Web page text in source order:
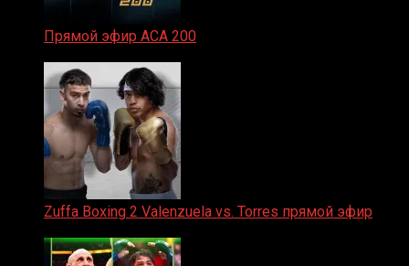
Прямой эфир ACA 200
Zuffa Boxing 2 Valenzuela vs. Torres прямой эфир